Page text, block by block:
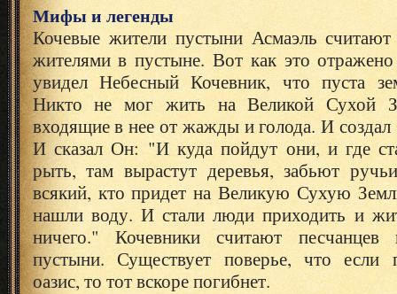
Мифы и легенды
Кочевые жители пустыни Асмаэль
жителями в пустыне. Вот как это
увидел Небесный Кочевник, что пуста
Никто не мог жить на Великой Сухой
входящие в нее от жажды и голода. И
И сказал Он: "И куда пойдут они, и где
рыть, там вырастут деревья, забьют
всякий, кто придет на Великую Сухую
нашли воду. И стали люди приходить и
ничего." Кочевники считают
пустыни. Существует поверье, что если
оазис, то тот вскоре погибнет.